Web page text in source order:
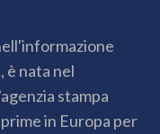
è nata nel
stampa
in Europa per